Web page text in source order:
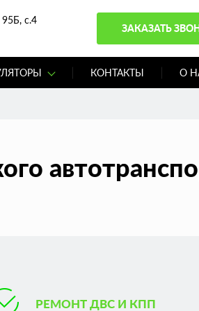
с.4
ЗАКАЗАТЬ
КОНТАКТЫ О
РЕМОНТ ДВС И КПП